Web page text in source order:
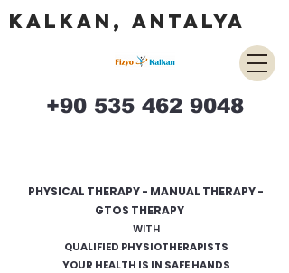
Kalkan, Antalya
+90 535 462 9048
PHYSICAL THERAPY - MANUAL THERAPY -
GTOS THERAPY
WITH
QUALIFIED PHYSIOTHERAPISTS
YOUR HEALTH IS IN SAFE HANDS